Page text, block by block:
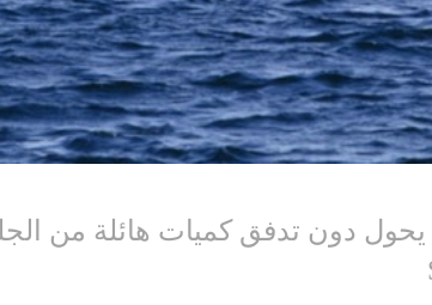
دون تدفق كميات هائلة من